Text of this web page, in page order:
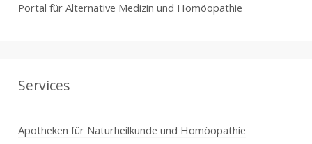
Portal für Alternative Medizin und Homöopathie
Services
Apotheken für Naturheilkunde und Homöopathie